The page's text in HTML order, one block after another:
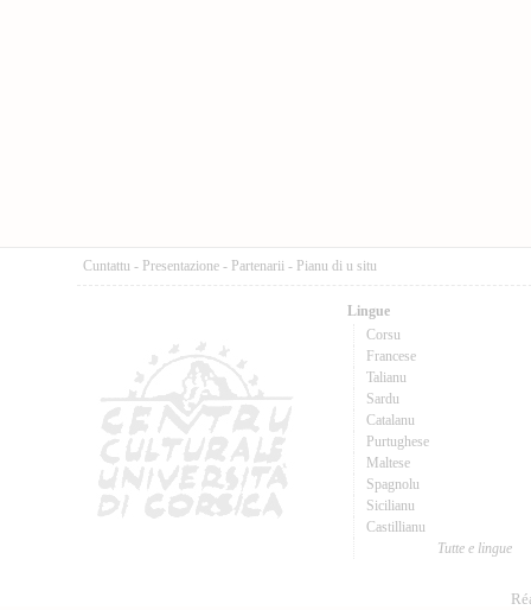
Cuntattu - Presentazione - Partenarii - Pianu di u situ
Lingue
Corsu
Francese
Talianu
Sardu
Catalanu
Purtughese
Maltese
Spagnolu
Sicilianu
Castillianu
Tutte e lingue